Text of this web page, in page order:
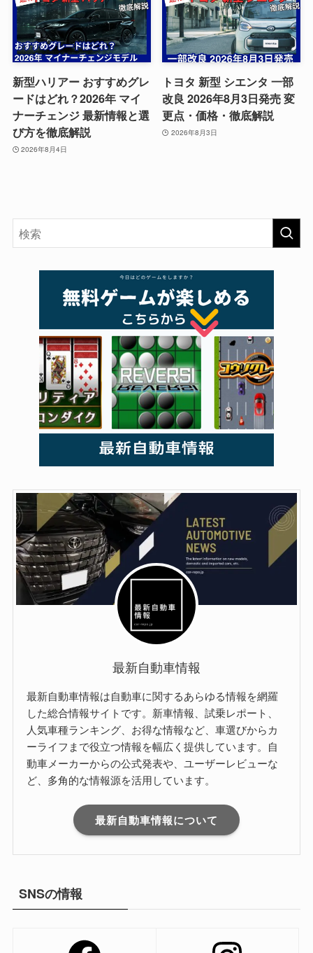
新型ハリアー おすすめグレ
ードはどれ？2026年 マイ
ナーチェンジ 最新情報と選
び方を徹底解説
2026年8月4日
トヨタ 新型 シエンタ 一部
改良 2026年8月3日発売 変
更点・価格・徹底解説
2026年8月3日
最新自動車情報
最新自動車情報は自動車に関するあらゆる情報を網羅
した総合情報サイトです。新車情報、試乗レポート、
人気車種ランキング、お得な情報など、車選びからカ
ーライフまで役立つ情報を幅広く提供しています。自
動車メーカーからの公式発表や、ユーザーレビューな
ど、多角的な情報源を活用しています。
最新自動車情報について
SNSの情報